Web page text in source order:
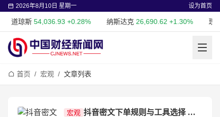
2026年8月10日 星期一 设为首页
道琼斯54,036.93 +0.28% 纳斯达克26,690.62 +1.30% 现货
首页 / 宏观 / 文章列表
宏观 抖音密文下单规则与工具选择 抖店官方订单密文渠道指南